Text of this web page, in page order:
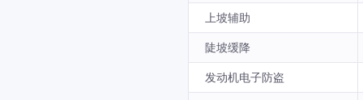
上坡辅助
陡坡缓降
发动机电子防盗